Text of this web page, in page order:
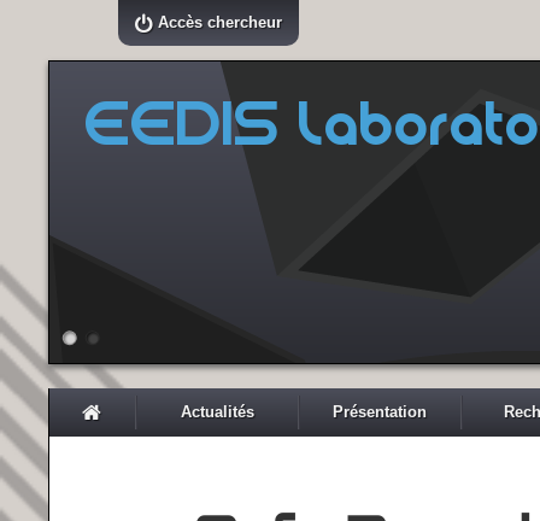
Accès chercheur
EEDIS
Actualités Présentation